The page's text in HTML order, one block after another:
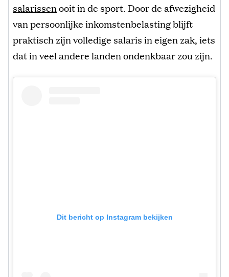
salarissenooit in de sport. Door de afwezigheid
van persoonlijke inkomstenbelasting blijft
praktisch zijn volledige salaris in eigen zak, iets
dat in veel andere landen ondenkbaar zou zijn.
Dit bericht op Instagram bekijken